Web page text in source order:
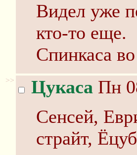
Видел уже
кто-то еще.
Спинкаса
>> Цукаса Пн
Сенсей,
страйт,